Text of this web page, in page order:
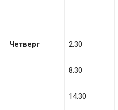
Четверг 2.30
8.30
14.30